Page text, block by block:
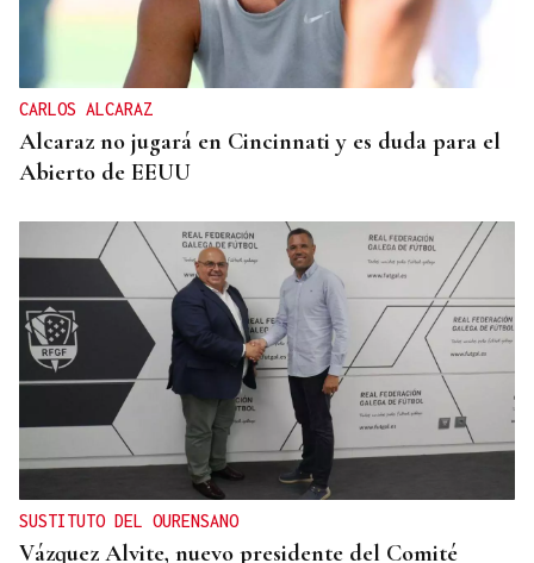
CARLOS ALCARAZ
Alcaraz no jugará en Cincinnati y es duda para el
Abierto de EEUU
SUSTITUTO DEL OURENSANO
Vázquez Alvite, nuevo presidente del Comité